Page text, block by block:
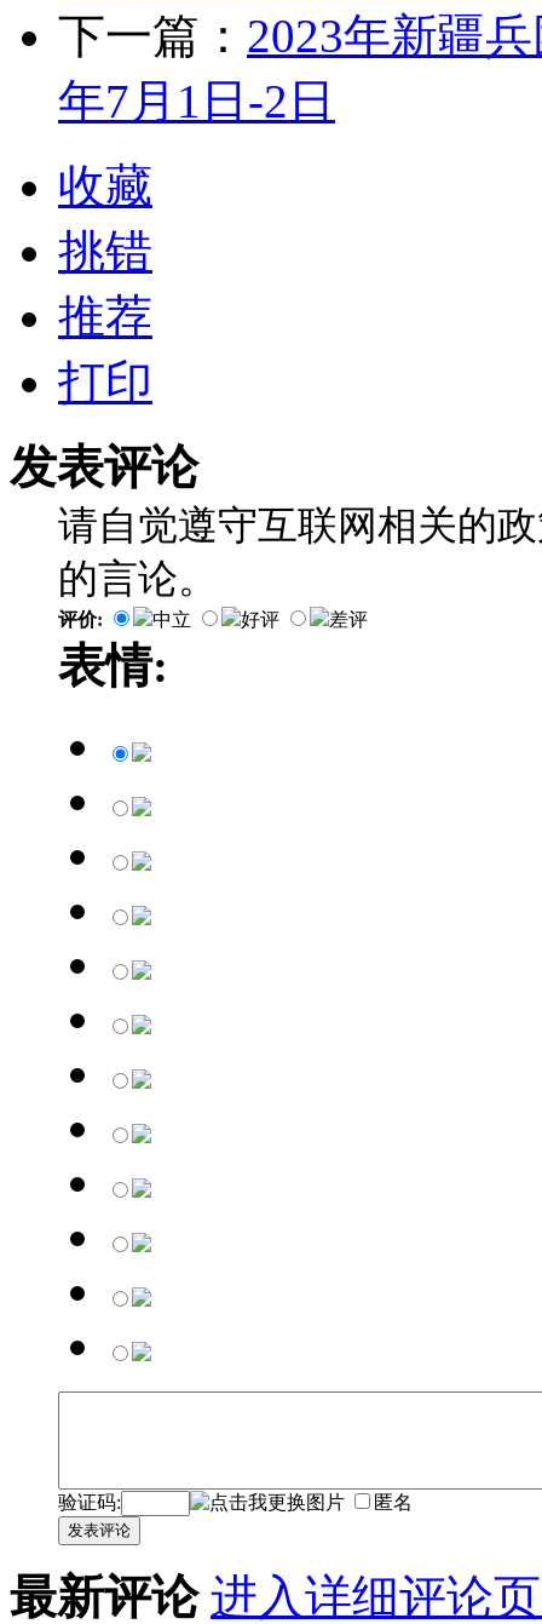
下一篇： 2023年新疆
年7月1日-2日
收藏
挑错
推荐
打印
发表评论
请自觉遵守互联网相关的
的言论。
评价: 中立 好评 差评
表情:
验证码: 匿名
发表评论
最新评论 进入详细评论